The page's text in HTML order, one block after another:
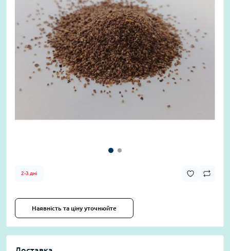
2-3 дні
Наявність та ціну уточнюйте